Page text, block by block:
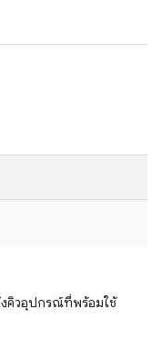
คิวอุปกรณ์ที่พร้อมใช้